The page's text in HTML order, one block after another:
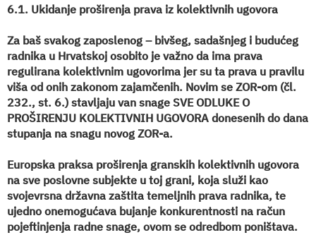
6.1. Ukidanje proširenja prava iz kolektivnih ugovora
Za baš svakog zaposlenog – bivšeg, sadašnjeg i budućeg
radnika u Hrvatskoj osobito je važno da ima prava
regulirana kolektivnim ugovorima jer su ta prava u pravilu
viša od onih zakonom zajamčenih. Novim se ZOR-om (čl.
232., st. 6.) stavljaju van snage SVE ODLUKE O
PROŠIRENJU KOLEKTIVNIH UGOVORA donesenih do dana
stupanja na snagu novog ZOR-a.
Europska praksa proširenja granskih kolektivnih ugovora
na sve poslovne subjekte u toj grani, koja služi kao
svojevrsna državna zaštita temeljnih prava radnika, te
ujedno onemogućava bujanje konkurentnosti na račun
pojeftinjenja radne snage, ovom se odredbom poništava.